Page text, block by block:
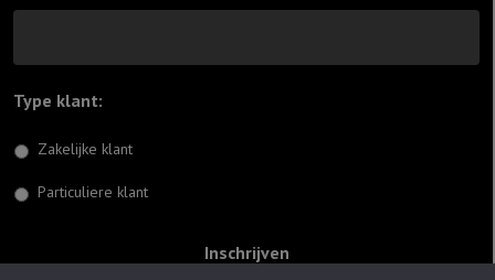
Type klant:
Zakelijke klant
Particuliere klant